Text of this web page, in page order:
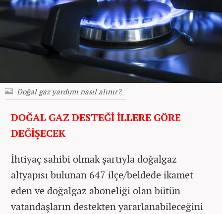
Doğal gaz yardımı nasıl alınır?
DOĞAL GAZ DESTEĞİ İLLERE GÖRE
DEĞİŞECEK
İhtiyaç sahibi olmak şartıyla doğalgaz
altyapısı bulunan 647 ilçe/beldede ikamet
eden ve doğalgaz aboneliği olan bütün
vatandaşların destekten yararlanabileceğini